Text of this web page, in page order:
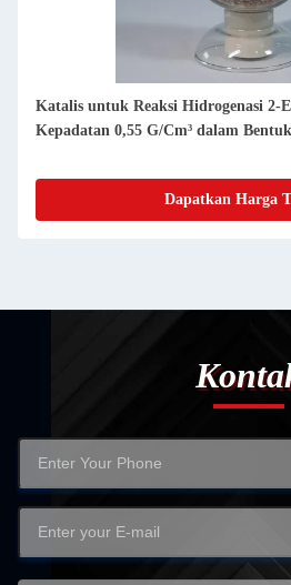
Katalis untuk Reaksi Hidrogenasi 2-
Kepadatan 0,55 G/Cm³ dalam
Dapatkan Harga